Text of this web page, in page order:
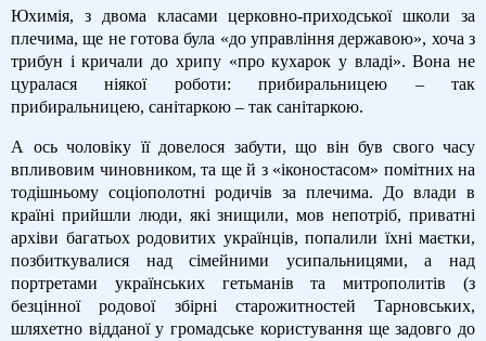
Юхимія, з двома класами церковно-приходської школи за
плечима, ще не готова була «до управління державою», хоча з
трибун і кричали до хрипу «про кухарок у владі». Вона не
цуралася ніякої роботи: прибиральницею – так
прибиральницею, санітаркою – так санітаркою.
А ось чоловіку її довелося забути, що він був свого часу
впливовим чиновником, та ще й з «іконостасом» помітних на
тодішньому соціополотні родичів за плечима. До влади в
країні прийшли люди, які знищили, мов непотріб, приватні
архіви багатьох родовитих українців, попалили їхні маєтки,
позбиткувалися над сімейними усипальницями, а над
портретами українських гетьманів та митрополитів (з
безцінної родової збірні старожитностей Тарновських,
шляхетно відданої у громадське користування ще задовго до